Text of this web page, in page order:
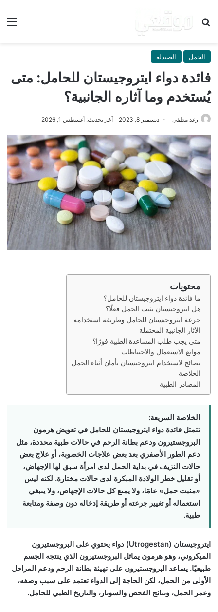
بحث عن
الحمل الصيدلة
فائدة دواء ايتروجيستان للحامل: متى
يُستخدم وما آثاره الجانبية؟
رغد مطفي ديسمبر 8, 2023 آخر تحديث: أغسطس 1, 2026
محتويات
ما فائدة دواء ايتروجيستان للحامل؟
هل ايتروجيستان يثبت الحمل فعلًا؟
جرعة ايتروجيستان للحامل وطريقة استخدامه
الآثار الجانبية المحتملة
متى يجب طلب المساعدة الطبية فورًا؟
موانع الاستعمال والاحتياطات
نصائح لاستخدام ايتروجيستان بأمان أثناء الحمل
الخلاصة
المصادر الطبية
الخلاصة السريعة:
تتمثل فائدة دواء ايتروجيستان للحامل في تعويض هرمون
البروجستيرون ودعم بطانة الرحم في حالات طبية محددة، مثل
دعم الطور الأصفري بعد بعض علاجات الخصوبة، أو علاج بعض
حالات النزيف في بداية الحمل لدى امرأة سبق لها الإجهاض،
أو تقليل خطر الولادة المبكرة لدى حالات مختارة. لكنه ليس
«مثبت حمل» عامًا، ولا يمنع كل حالات الإجهاض، ولا ينبغي
استعماله أو تغيير جرعته أو طريقة إدخاله دون وصفة ومتابعة
طبية.
ايتروجيستان (Utrogestan) دواء يحتوي على
البروجستيرون
الميكروني، وهو هرمون يماثل البروجستيرون الذي ينتجه الجسم
طبيعيًا. يساعد البروجستيرون على تهيئة بطانة الرحم ودعم المراحل
الأولى من الحمل، لكن الحاجة إلى الدواء تعتمد على سبب وصفه،
وعمر الحمل، ونتائج الفحص والسونار، والتاريخ الطبي للحامل.